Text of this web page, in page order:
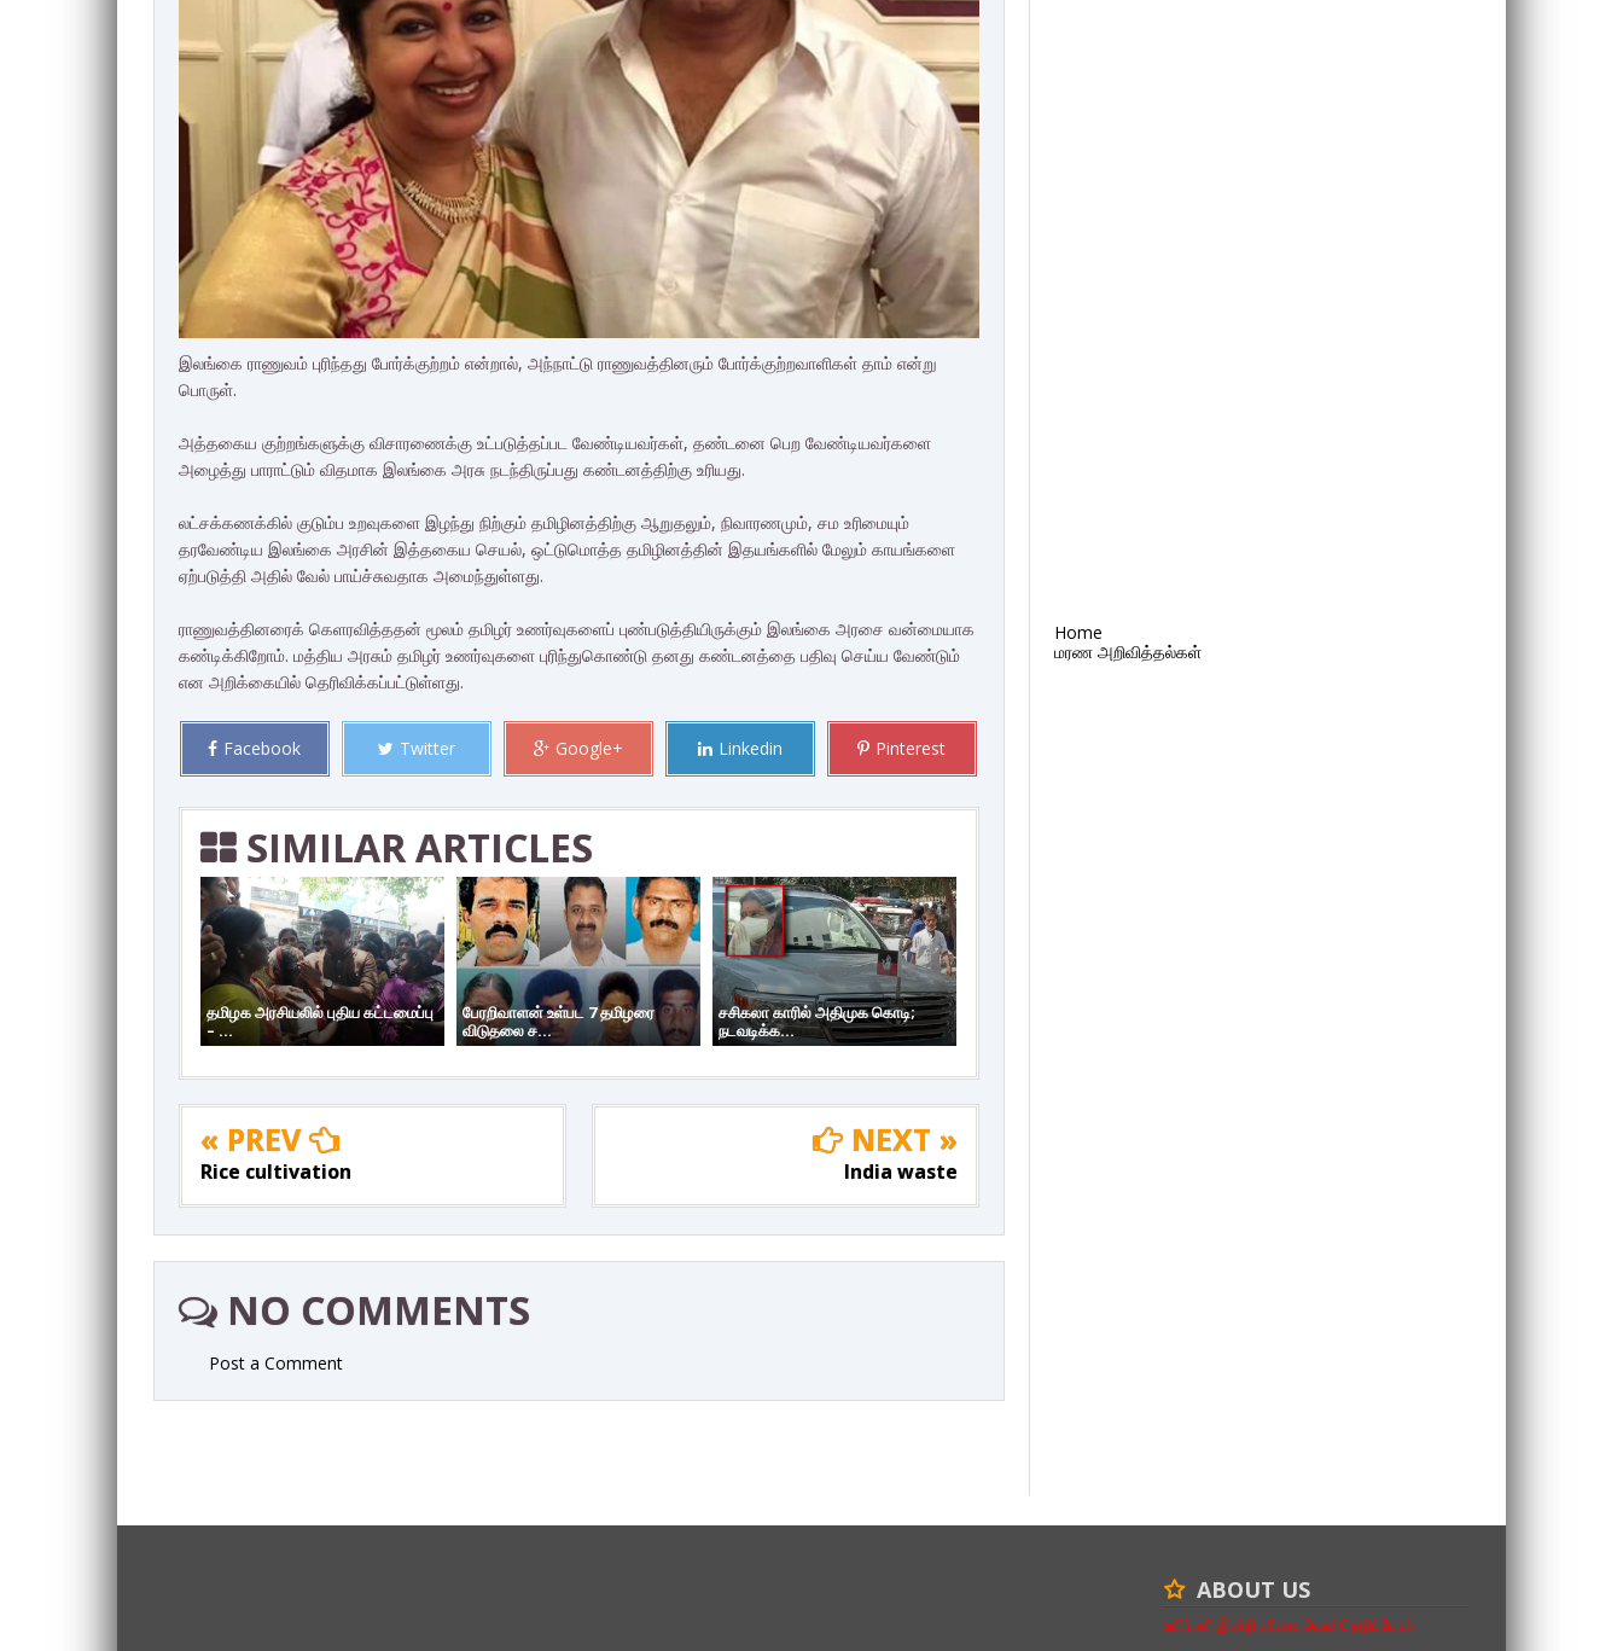
இலங்கை ராணுவம் புரிந்தது போர்க்குற்றம் என்றால், அந்நாட்டு ராணுவத்தினரும் போர்க்குற்றவாளிகள் தாம் என்று
பொருள்.
அத்தகைய குற்றங்களுக்கு விசாரணைக்கு உட்படுத்தப்பட வேண்டியவர்கள், தண்டனை பெற வேண்டியவர்களை
அழைத்து பாராட்டும் விதமாக இலங்கை அரசு நடந்திருப்பது கண்டனத்திற்கு உரியது.
லட்சக்கணக்கில் குடும்ப உறவுகளை இழந்து நிற்கும் தமிழினத்திற்கு ஆறுதலும், நிவாரணமும், சம உரிமையும்
தரவேண்டிய இலங்கை அரசின் இத்தகைய செயல், ஒட்டுமொத்த தமிழினத்தின் இதயங்களில் மேலும் காயங்களை
ஏற்படுத்தி அதில் வேல் பாய்ச்சுவதாக அமைந்துள்ளது.
ராணுவத்தினரைக் கெளரவித்ததன் மூலம் தமிழர் உணர்வுகளைப் புண்படுத்தியிருக்கும் இலங்கை அரசை வன்மையாக
கண்டிக்கிறோம். மத்திய அரசும் தமிழர் உணர்வுகளை புரிந்துகொண்டு தனது கண்டனத்தை பதிவு செய்ய வேண்டும்
என அறிக்கையில் தெரிவிக்கப்பட்டுள்ளது.
Facebook Twitter Google+ Linkedin Pinterest
SIMILAR ARTICLES
தமிழக அரசியலில் புதிய கட்டமைப்பு
– ...
பேரறிவாளன் உள்பட 7 தமிழரை
விடுதலை ச...
சசிகலா காரில் அதிமுக கொடி;
நடவடிக்க...
« PREV
Rice cultivation
NEXT »
India waste
NO COMMENTS
Post a Comment
Home
மரண அறிவித்தல்கள்
ABOUT US
உயிர்பலி இன்றி உரிமை வென்றெடுப்போம்